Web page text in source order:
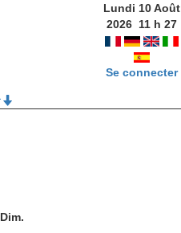
Lundi 10 Août
2026 11h 27
Se connecter
Dim.